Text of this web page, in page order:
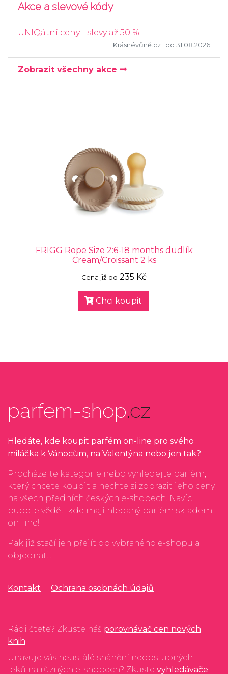
Akce a slevové kódy
UNIQátní ceny - slevy až 50 %
Krásnévůně.cz | do 31.08.2026
Zobrazit všechny akce
FRIGG Rope Size 2:6-18 months dudlík
Cream/Croissant 2 ks
Cena již od 235 Kč
Chci koupit
parfem-shop.cz
Hledáte, kde koupit parfém on-line pro svého
miláčka k Vánocům, na Valentýna nebo jen tak?
Procházejte kategorie nebo vyhledejte parfém,
který chcete koupit a nechte si zobrazit jeho ceny
na všech předních českých e-shopech. Navíc
budete vědět, kde mají hledaný parfém skladem
on-line!
Pak již stačí jen přejít do vybraného e-shopu a
objednat...
Kontakt Ochrana osobnách údajů
Rádi čtete? Zkuste náš porovnávač cen nových
knih
Unavuje vás neustálé shánění nedostupných
leků na různých e-shopech? Zkuste vyhledávače